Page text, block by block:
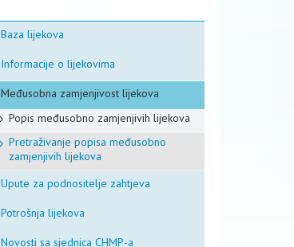
Baza lijekova
Informacije o lijekovima
Međusobna zamjenjivost lijekova
Popis međusobno zamjenjivih lijekova
Pretraživanje popisa međusobno
zamjenjivih lijekova
Upute za podnositelje zahtjeva
Potrošnja lijekova
Novosti sa sjednica CHMP-a